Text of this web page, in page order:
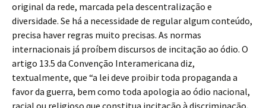
original da rede, marcada pela descentralização e
diversidade. Se há a necessidade de regular algum conteúdo,
precisa haver regras muito precisas. As normas
internacionais já proíbem discursos de incitação ao ódio. O
artigo 13.5 da Convenção Interamericana diz,
textualmente, que “a lei deve proibir toda propaganda a
favor da guerra, bem como toda apologia ao ódio nacional,
racial ou religioso que constitua incitação à discriminação,